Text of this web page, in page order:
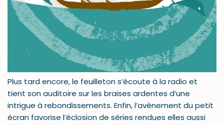
Plus tard encore, le feuilleton s’écoute à la radio et
tient son auditoire sur les braises ardentes d’une
intrigue à rebondissements. Enfin, l’avènement du petit
écran favorise l’éclosion de séries rendues elles aussi